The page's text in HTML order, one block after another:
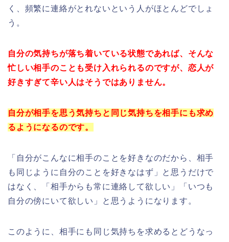
く、頻繁に連絡がとれないという人がほとんどでしょ
う。
自分の気持ちが落ち着いている状態であれば、そんな
忙しい相手のことも受け入れられるのですが、恋人が
好きすぎて辛い人はそうではありません。
自分が相手を思う気持ちと同じ気持ちを相手にも求め
るようになるのです。
「自分がこんなに相手のことを好きなのだから、相手
も同じように自分のことを好きなはず」と思うだけで
はなく、「相手からも常に連絡して欲しい」「いつも
自分の傍にいて欲しい」と思うようになります。
このように、相手にも同じ気持ちを求めるとどうなっ